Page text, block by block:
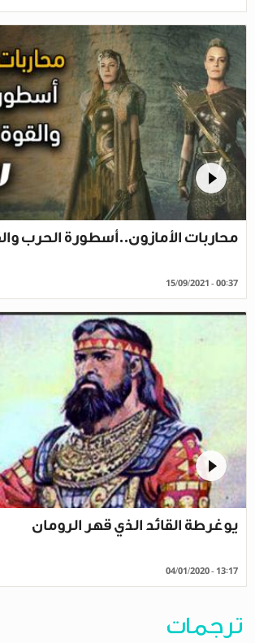
محاربات الأمازون..أسطورة الحرب
15/09/2021 - 00:37
يوغرطة القائد الذي قهر الرومان
04/01/2020 - 13:17
ترجمات